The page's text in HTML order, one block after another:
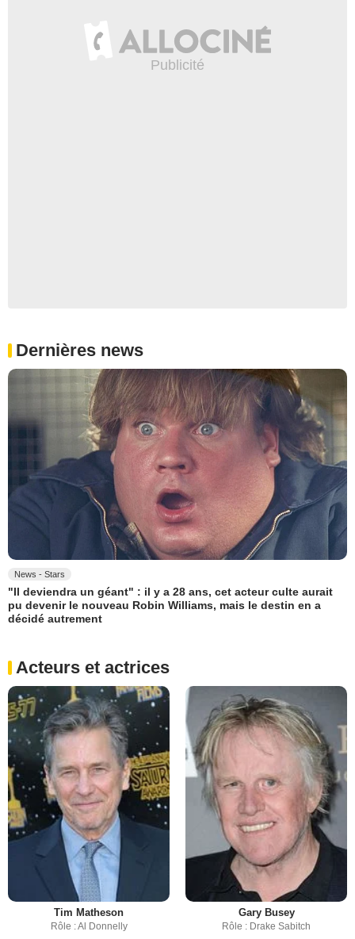
Dernières news
News - Stars
"Il deviendra un géant" : il y a 28 ans, cet acteur culte aurait
pu devenir le nouveau Robin Williams, mais le destin en a
décidé autrement
Acteurs et actrices
Tim Matheson
Rôle : Al Donnelly
Gary Busey
Rôle : Drake Sabitch